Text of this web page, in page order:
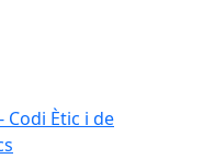
Codi Ètic i de